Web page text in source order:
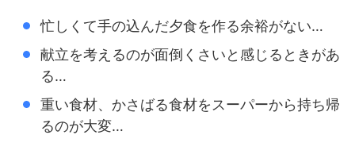
忙しくて手の込んだ夕食を作る余裕がない…
献立を考えるのが面倒くさいと感じるときがあ
る…
重い食材、かさばる食材をスーパーから持ち帰
るのが大変…